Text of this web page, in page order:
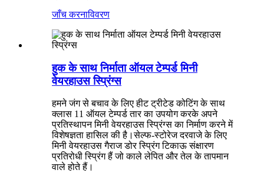
जाँच करनाविवरण
हुक के साथ निर्माता ऑयल टेम्पर्ड मिनी
वेयरहाउस स्प्रिंग्स
हमने जंग से बचाव के लिए हीट ट्रीटेड कोटिंग के साथ
क्लास 11 ऑयल टेम्पर्ड तार का उपयोग करके अपने
प्रतिस्थापन मिनी वेयरहाउस स्प्रिंग्स का निर्माण करने में
विशेषज्ञता हासिल की है।सेल्फ-स्टोरेज दरवाजे के लिए
मिनी वेयरहाउस गैराज डोर स्प्रिंग टिकाऊ संक्षारण
प्रतिरोधी स्प्रिंग हैं जो काले लेपित और तेल के तापमान
वाले होते हैं।